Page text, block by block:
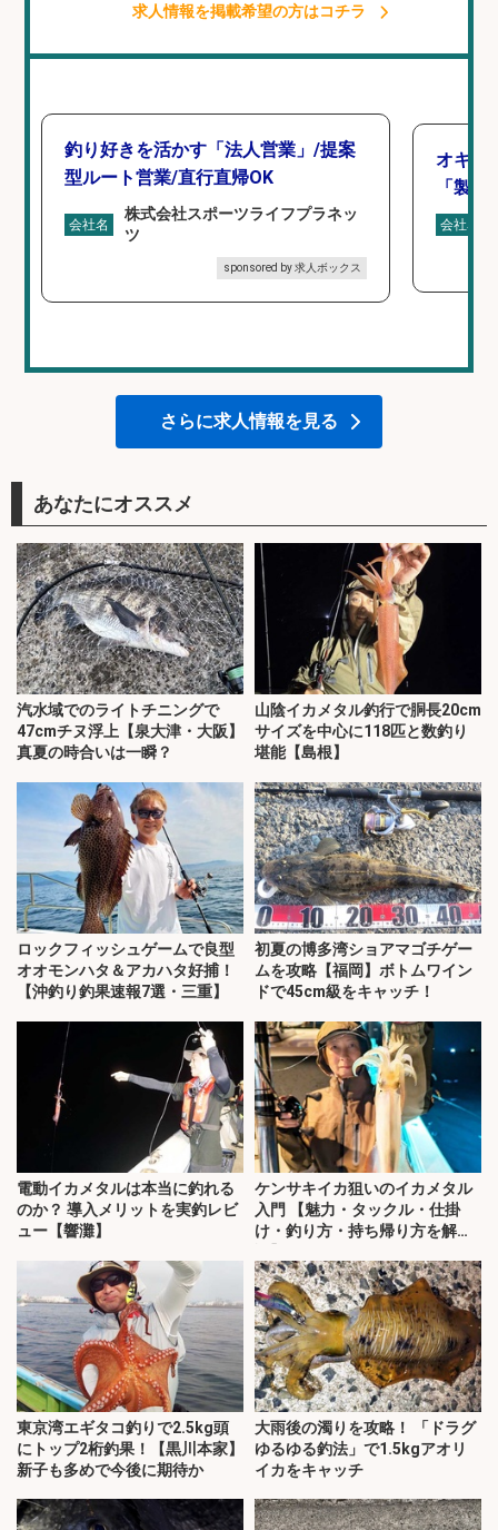
求人情報を掲載希望の方はコチラ
釣り好きを活かす「法人営業」/提案
型ルート営業/直行直帰OK
会社名
株式会社スポーツライフプラネッ
ツ
sponsored by 求人ボックス
オキア
「製
会社名
さらに求人情報を見る
あなたにオススメ
汽水域でのライトチニングで
47cmチヌ浮上【泉大津・大阪】
真夏の時合いは一瞬？
山陰イカメタル釣行で胴長20cm
サイズを中心に118匹と数釣り
堪能【島根】
ロックフィッシュゲームで良型
オオモンハタ＆アカハタ好捕！
【沖釣り釣果速報7選・三重】
初夏の博多湾ショアマゴチゲー
ムを攻略【福岡】ボトムワイン
ドで45cm級をキャッチ！
電動イカメタルは本当に釣れる
のか？ 導入メリットを実釣レビ
ュー【響灘】
ケンサキイカ狙いのイカメタル
入門 【魅力・タックル・仕掛
け・釣り方・持ち帰り方を解
東京湾エギタコ釣りで2.5kg頭
にトップ2桁釣果！【黒川本家】
新子も多めで今後に期待か
大雨後の濁りを攻略！ 「ドラグ
ゆるゆる釣法」で1.5kgアオリ
イカをキャッチ